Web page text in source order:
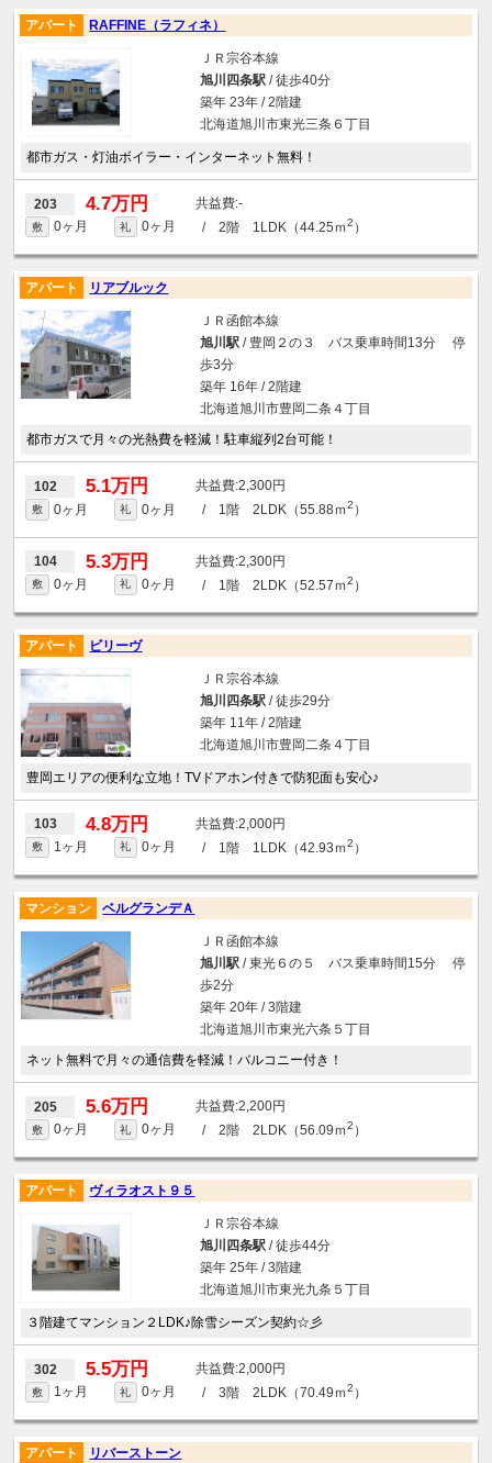
アパート RAFFINE（ラフィネ）
ＪＲ宗谷本線
旭川四条駅/ 徒歩40分
築年 23年 / 2階建
北海道旭川市東光三条６丁目
都市ガス・灯油ボイラー・インターネット無料！
203 4.7万円 -
敷 0ヶ月 礼 0ヶ月 / 2階 1LDK（44.25ｍ2 ）
アパート リアブルック
ＪＲ函館本線
旭川駅/ 豊岡２の３ バス乗車時間13分 停
歩3分
築年 16年 / 2階建
北海道旭川市豊岡二条４丁目
都市ガスで月々の光熱費を軽減！駐車縦列2台可能！
102 5.1万円 2,300円
敷 0ヶ月 礼 0ヶ月 / 1階 2LDK（55.88ｍ2 ）
104 5.3万円 2,300円
敷 0ヶ月 礼 0ヶ月 / 1階 2LDK（52.57ｍ2 ）
アパート ビリーヴ
ＪＲ宗谷本線
旭川四条駅/ 徒歩29分
築年 11年 / 2階建
北海道旭川市豊岡二条４丁目
豊岡エリアの便利な立地！TVドアホン付きで防犯面も安心♪
103 4.8万円 2,000円
敷 1ヶ月 礼 0ヶ月 / 1階 1LDK（42.93ｍ2 ）
マンション ベルグランデＡ
ＪＲ函館本線
旭川駅/ 東光６の５ バス乗車時間15分 停
歩2分
築年 20年 / 3階建
北海道旭川市東光六条５丁目
ネット無料で月々の通信費を軽減！バルコニー付き！
205 5.6万円 2,200円
敷 0ヶ月 礼 0ヶ月 / 2階 2LDK（56.09ｍ2 ）
アパート ヴィラオスト９５
ＪＲ宗谷本線
旭川四条駅/ 徒歩44分
築年 25年 / 3階建
北海道旭川市東光九条５丁目
３階建てマンション２LDK♪除雪シーズン契約☆彡
302 5.5万円 2,000円
敷 1ヶ月 礼 0ヶ月 / 3階 2LDK（70.49ｍ2 ）
アパート リバーストーン